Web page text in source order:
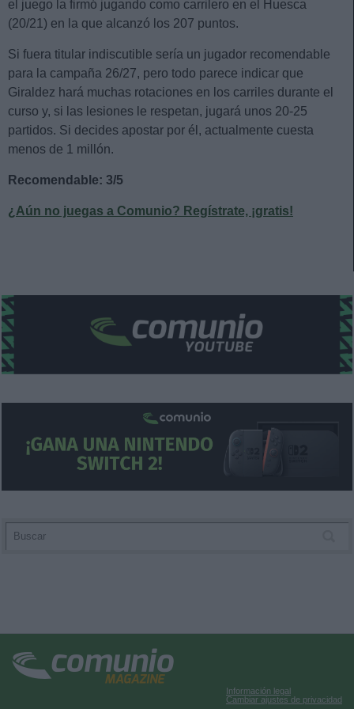
el juego la firmó jugando como carrilero en el Huesca
(20/21) en la que alcanzó los 207 puntos.
Si fuera titular indiscutible sería un jugador recomendable
para la campaña 26/27, pero todo parece indicar que
Giraldez hará muchas rotaciones en los carriles durante el
curso y, si las lesiones le respetan, jugará unos 20-25
partidos. Si decides apostar por él, actualmente cuesta
menos de 1 millón.
Recomendable: 3/5
¿Aún no juegas a Comunio? Regístrate, ¡gratis!
Información legal
Cambiar ajustes de privacidad